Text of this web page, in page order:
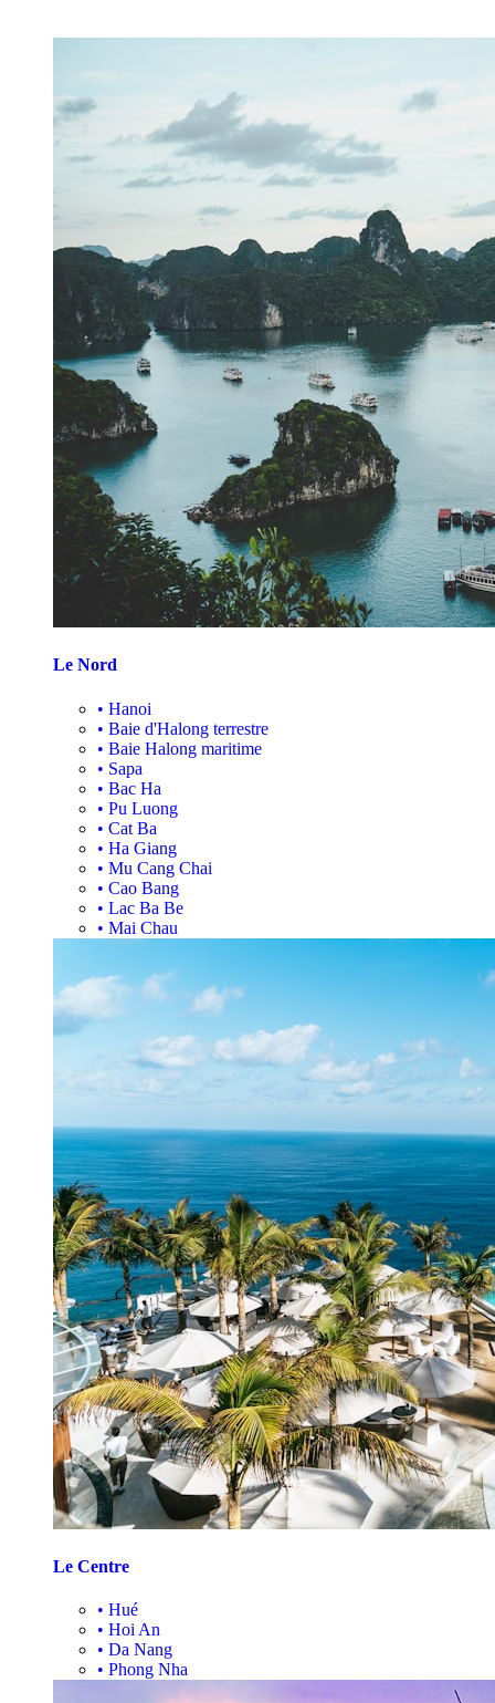
Le Nord
• Hanoi
• Baie d'Halong terrestre
• Baie Halong maritime
• Sapa
• Bac Ha
• Pu Luong
• Cat Ba
• Ha Giang
• Mu Cang Chai
• Cao Bang
• Lac Ba Be
• Mai Chau
Le Centre
• Hué
• Hoi An
• Da Nang
• Phong Nha